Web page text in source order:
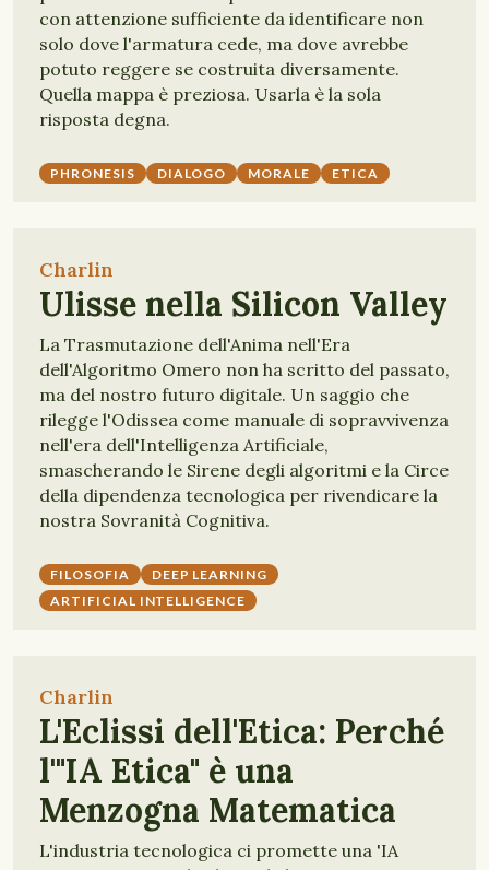
con attenzione sufficiente da identificare non
solo dove l'armatura cede, ma dove avrebbe
potuto reggere se costruita diversamente.
Quella mappa è preziosa. Usarla è la sola
risposta degna.
PHRONESIS DIALOGO MORALE ETICA
Charlin
Ulisse nella Silicon Valley
La Trasmutazione dell'Anima nell'Era
dell'Algoritmo Omero non ha scritto del passato,
ma del nostro futuro digitale. Un saggio che
rilegge l'Odissea come manuale di sopravvivenza
nell'era dell'Intelligenza Artificiale,
smascherando le Sirene degli algoritmi e la Circe
della dipendenza tecnologica per rivendicare la
nostra Sovranità Cognitiva.
FILOSOFIA
DEEP LEARNING
ARTIFICIAL INTELLIGENCE
Charlin
L'Eclissi dell'Etica: Perché
l'"IA Etica" è una
Menzogna Matematica
L'industria tecnologica ci promette una 'IA